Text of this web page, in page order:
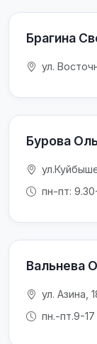
Брагина
ул.
Бурова
пн-пт:
Вальнева
ул. Азина,
пн.-пт.9-